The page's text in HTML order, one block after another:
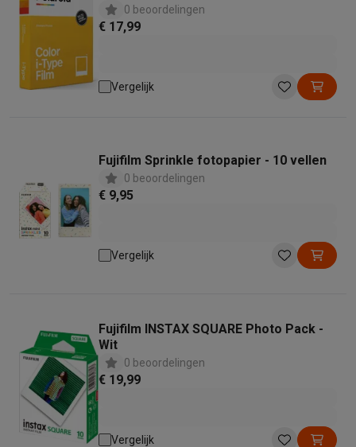
0 beoordelingen
€ 17,99
Vergelijk
Fujifilm Sprinkle fotopapier - 10 vellen
0 beoordelingen
€ 9,95
Vergelijk
Fujifilm INSTAX SQUARE Photo Pack -
Wit
0 beoordelingen
€ 19,99
Vergelijk